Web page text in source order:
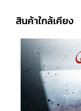
สินค้าใกล้เคียง